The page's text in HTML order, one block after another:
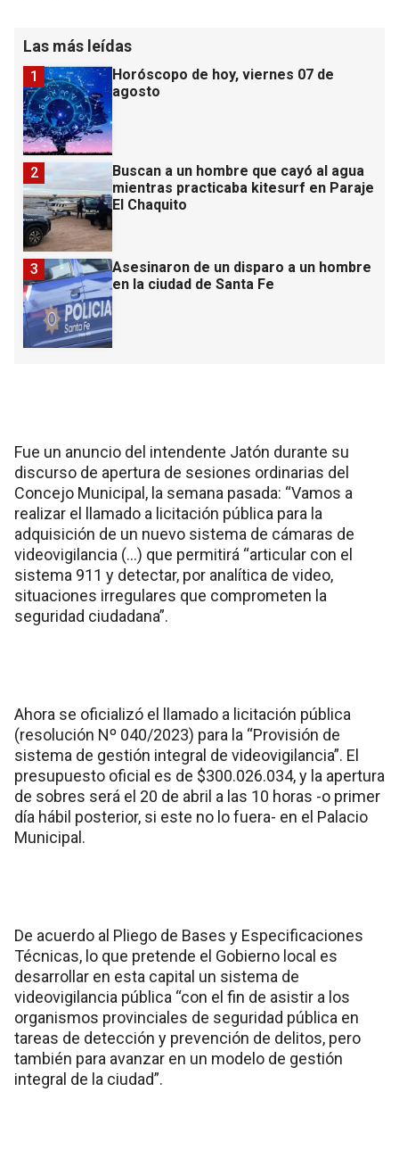
Las más leídas
Horóscopo de hoy, viernes 07 de
agosto
1
Buscan a un hombre que cayó al agua
mientras practicaba kitesurf en Paraje
El Chaquito
2
Asesinaron de un disparo a un hombre
en la ciudad de Santa Fe
3
Fue un anuncio del intendente Jatón durante su
discurso de apertura de sesiones ordinarias del
Concejo Municipal, la semana pasada: “Vamos a
realizar el llamado a licitación pública para la
adquisición de un nuevo sistema de cámaras de
videovigilancia (…) que permitirá “articular con el
sistema 911 y detectar, por analítica de video,
situaciones irregulares que comprometen la
seguridad ciudadana”.
Ahora se oficializó el llamado a licitación pública
(resolución Nº 040/2023) para la “Provisión de
sistema de gestión integral de videovigilancia”. El
presupuesto oficial es de $300.026.034, y la apertura
de sobres será el 20 de abril a las 10 horas -o primer
día hábil posterior, si este no lo fuera- en el Palacio
Municipal.
De acuerdo al Pliego de Bases y Especificaciones
Técnicas, lo que pretende el Gobierno local es
desarrollar en esta capital un sistema de
videovigilancia pública “con el fin de asistir a los
organismos provinciales de seguridad pública en
tareas de detección y prevención de delitos, pero
también para avanzar en un modelo de gestión
integral de la ciudad”.